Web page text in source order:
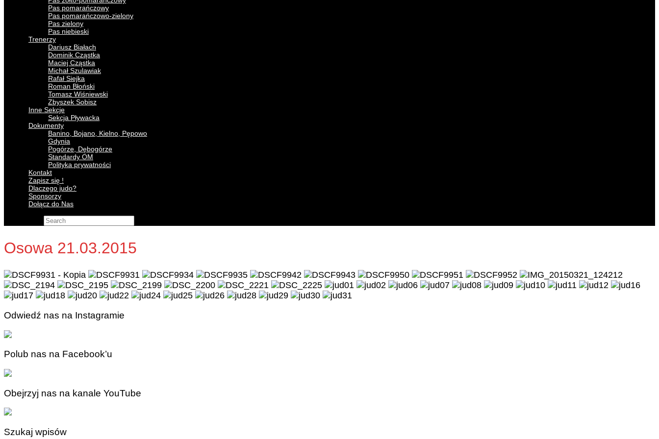
Pas pomarańczowy
Pas pomarańczowo-zielony
Pas zielony
Pas niebieski
Trenerzy
Dariusz Białach
Dominik Cząstka
Maciej Cząstka
Michał Szulawiak
Rafał Siejka
Roman Błoński
Tomasz Wiśniewski
Zbyszek Sobisz
Inne Sekcje
Sekcja Pływacka
Dokumenty
Banino, Bojano, Kielno, Pępowo
Gdynia
Pogórze, Dębogórze
Standardy OM
Polityka prywatności
Kontakt
Zapisz się !
Dlaczego judo?
Sponsorzy
Dołącz do Nas
Osowa 21.03.2015
Odwiedź nas na Instagramie
Polub nas na Facebook’u
Obejrzyj nas na kanale YouTube
Szukaj wpisów